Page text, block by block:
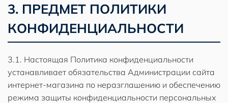
3. ПРЕДМЕТ ПОЛИТИКИ
КОНФИДЕНЦИАЛЬНОСТИ
3.1. Настоящая Политика конфиденциальности
устанавливает обязательства Администрации сайта
интернет-магазина по неразглашению и обеспечению
режима защиты конфиденциальности персональных